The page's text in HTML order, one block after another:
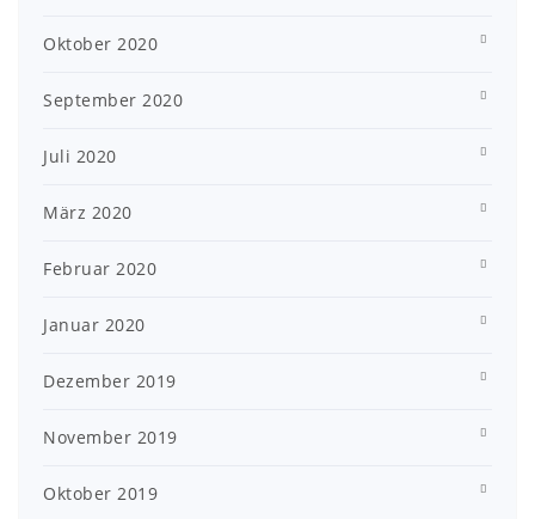
Oktober 2020
September 2020
Juli 2020
März 2020
Februar 2020
Januar 2020
Dezember 2019
November 2019
Oktober 2019